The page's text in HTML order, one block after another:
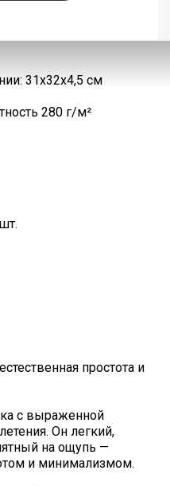
31х32х4,5 см
280 г/м²
простота и
с выраженной
Он легкий,
на ощупь —
и минимализмом.